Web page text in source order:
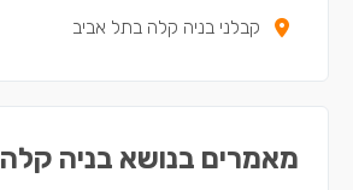
קבלני בניה קלה בתל אביב
מאמרים בנושא בניה קלה